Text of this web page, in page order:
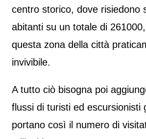
centro storico, dove risiedono
abitanti su un totale di
questa zona della città
invivibile.
A tutto ciò bisogna poi
flussi di turisti ed escursionisti
portano così il numero di